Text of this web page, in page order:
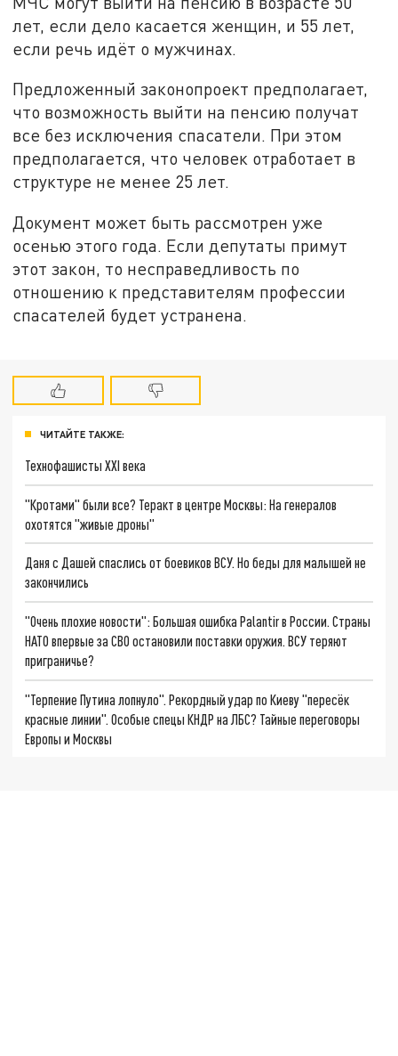
лет, если дело касается женщин, и 55 лет,
если речь идёт о мужчинах.
Предложенный законопроект предполагает,
что возможность выйти на пенсию получат
все без исключения спасатели. При этом
предполагается, что человек отработает в
структуре не менее 25 лет.
Документ может быть рассмотрен уже
осенью этого года. Если депутаты примут
этот закон, то несправедливость по
отношению к представителям профессии
спасателей будет устранена.
ЧИТАЙТЕ ТАКЖЕ:
Технофашисты XXI века
"Кротами" были все? Теракт в центре Москвы: На генералов
охотятся "живые дроны"
Даня с Дашей спаслись от боевиков ВСУ. Но беды для малышей не
закончились
"Очень плохие новости": Большая ошибка Palantir в России. Страны
НАТО впервые за СВО остановили поставки оружия. ВСУ теряют
приграничье?
"Терпение Путина лопнуло". Рекордный удар по Киеву "пересёк
красные линии". Особые спецы КНДР на ЛБС? Тайные переговоры
Европы и Москвы